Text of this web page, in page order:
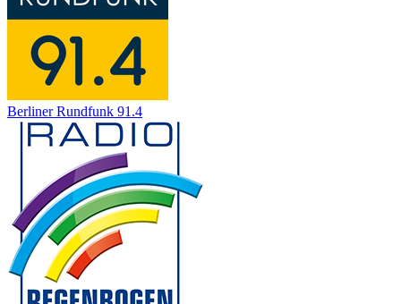
Berliner Rundfunk 91.4